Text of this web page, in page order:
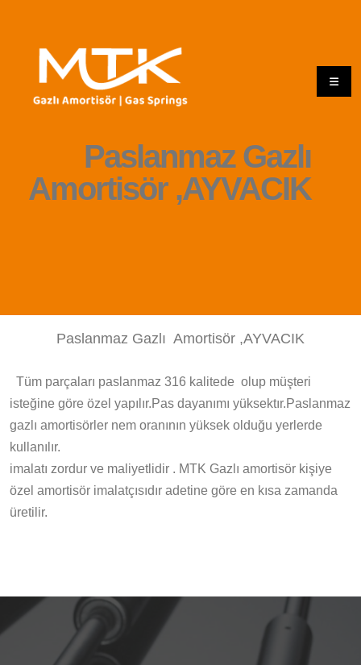
Paslanmaz Gazlı
Amortisör ,AYVACIK
Paslanmaz Gazlı Amortisör ,AYVACIK
Tüm parçaları paslanmaz 316 kalitede olup müşteri
isteğine göre özel yapılır.Pas dayanımı yüksektır.Paslanmaz
gazlı amortisörler nem oranının yüksek olduğu yerlerde
kullanılır.
imalatı zordur ve maliyetlidir . MTK Gazlı amortisör kişiye
özel amortisör imalatçısıdır adetine göre en kısa zamanda
üretilir.